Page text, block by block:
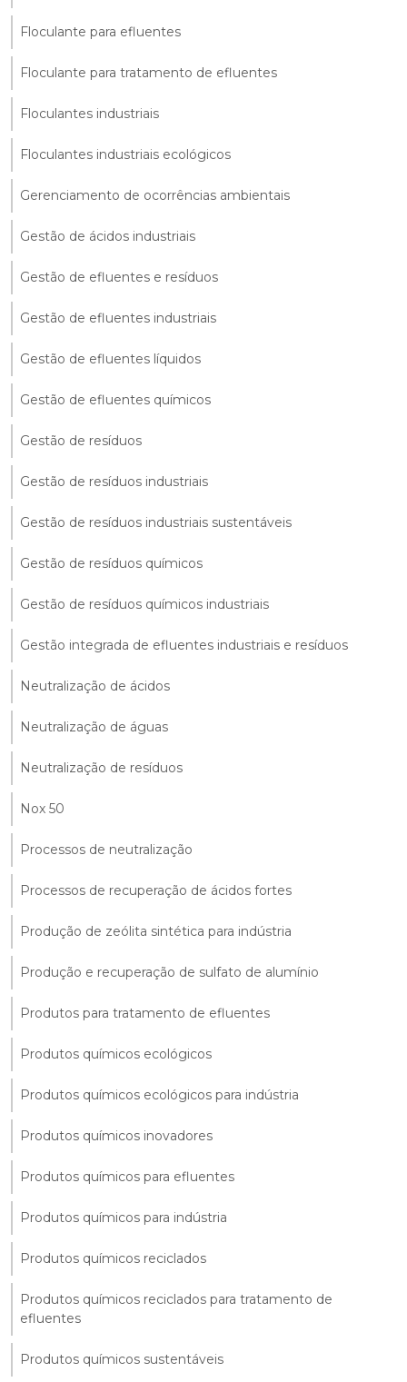
Floculante para efluentes
Floculante para tratamento de efluentes
Floculantes industriais
Floculantes industriais ecológicos
Gerenciamento de ocorrências ambientais
Gestão de ácidos industriais
Gestão de efluentes e resíduos
Gestão de efluentes industriais
Gestão de efluentes líquidos
Gestão de efluentes químicos
Gestão de resíduos
Gestão de resíduos industriais
Gestão de resíduos industriais sustentáveis
Gestão de resíduos químicos
Gestão de resíduos químicos industriais
Gestão integrada de efluentes industriais e resíduos
Neutralização de ácidos
Neutralização de águas
Neutralização de resíduos
Nox 50
Processos de neutralização
Processos de recuperação de ácidos fortes
Produção de zeólita sintética para indústria
Produção e recuperação de sulfato de alumínio
Produtos para tratamento de efluentes
Produtos químicos ecológicos
Produtos químicos ecológicos para indústria
Produtos químicos inovadores
Produtos químicos para efluentes
Produtos químicos para indústria
Produtos químicos reciclados
Produtos químicos reciclados para tratamento de
efluentes
Produtos químicos sustentáveis